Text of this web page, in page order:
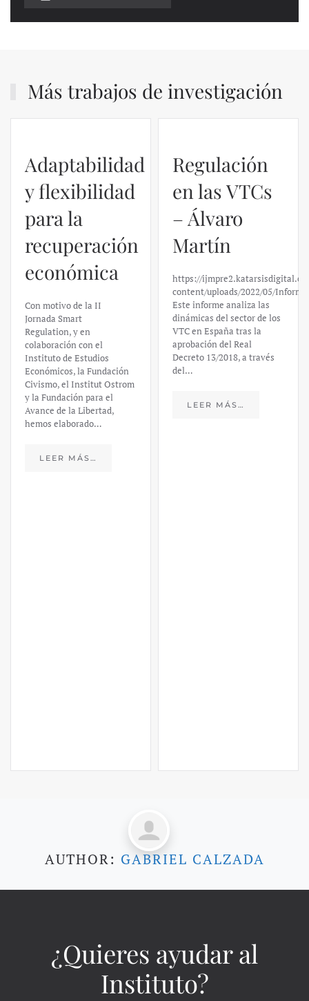
Más trabajos de investigación
Adaptabilidad
y flexibilidad
para la
recuperación
económica
Con motivo de la II
Jornada Smart
Regulation, y en
colaboración con el
Instituto de Estudios
Económicos, la Fundación
Civismo, el Institut Ostrom
y la Fundación para el
Avance de la Libertad,
hemos elaborado…
LEER MÁS…
Regulación
en las VTCs
– Álvaro
Martín
https://
content/uploads/2022/05/
Este informe analiza las
dinámicas del sector de los
VTC en España tras la
aprobación del Real
Decreto 13/2018, a través
del…
LEER MÁS…
AUTHOR: GABRIEL CALZADA
¿Quieres ayudar al
Instituto?